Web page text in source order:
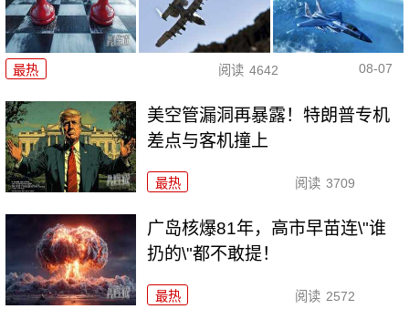
最热 阅读 4642 08-07
美空管漏洞再暴露！特朗普专机
差点与客机撞上
最热 阅读 3709
广岛核爆81年，高市早苗连\"谁
扔的\"都不敢提！
最热 阅读 2572